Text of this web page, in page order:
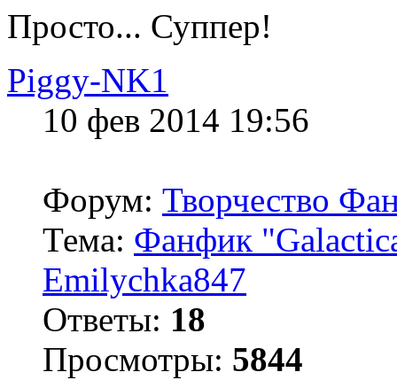
Просто... Суппер!
Piggy-NK1
10 фев 2014 19:56
Форум: Творчество
Тема: Фанфик
Emilychka847
Ответы: 18
Просмотры: 5844